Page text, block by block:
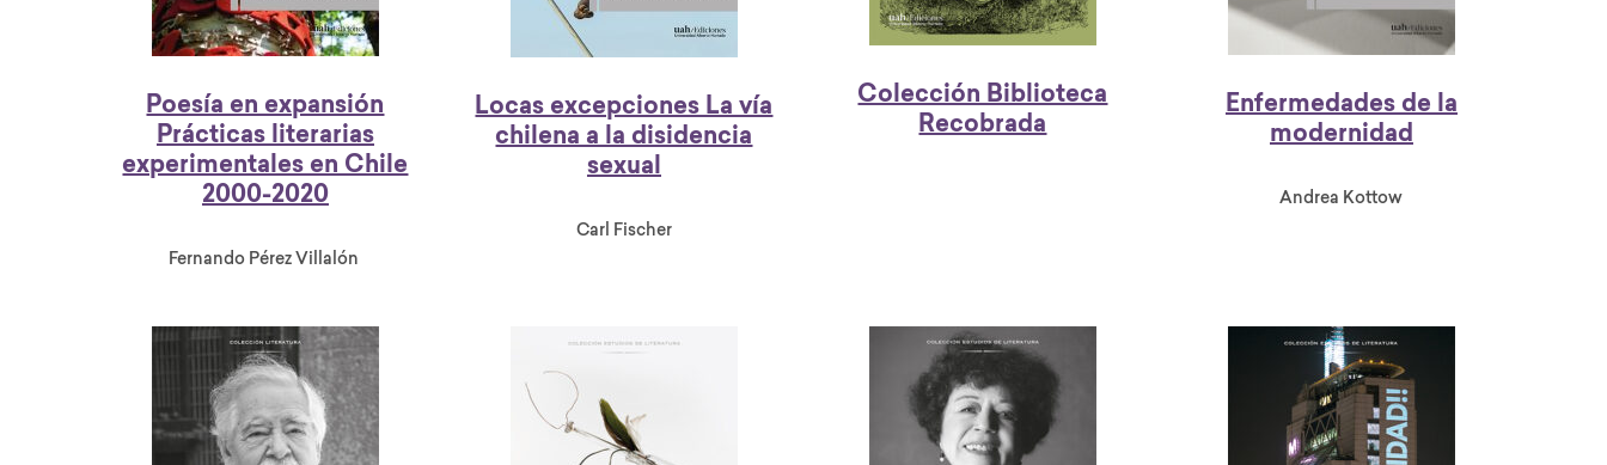
Poesía en expansión
Prácticas literarias
experimentales en Chile
2000-2020
Fernando Pérez Villalón
Locas excepciones La vía
chilena a la disidencia
sexual
Carl Fischer
Colección Biblioteca
Recobrada
Enfermedades de la
modernidad
Andrea Kottow